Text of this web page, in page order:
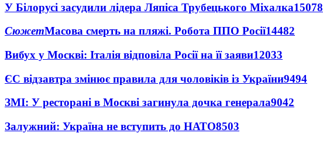
У Білорусі засудили лідера Ляпіса Трубецького Міхалка15078
СюжетМасова смерть на пляжі. Робота ППО Росії14482
Вибух у Москві: Італія відповіла Росії на її заяви12033
ЄС відзавтра змінює правила для чоловіків із України9494
ЗМІ: У ресторані в Москві загинула дочка генерала9042
Залужний: Україна не вступить до НАТО8503